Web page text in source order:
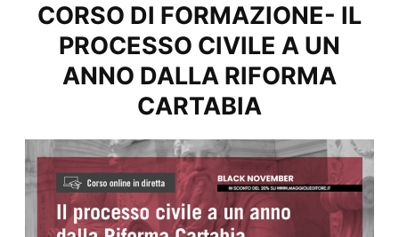
CORSO DI FORMAZIONE- IL
PROCESSO CIVILE A UN
ANNO DALLA RIFORMA
CARTABIA